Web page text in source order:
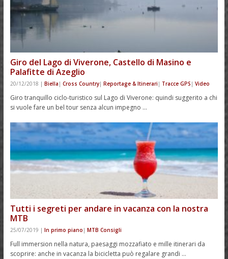
Giro del Lago di Viverone, Castello di Masino e
Palafitte di Azeglio
20/12/2018 | Biella | Cross Country| Reportage & Itinerari | Tracce GPS | Video
Giro tranquillo ciclo-turistico sul Lago di Viverone: quindi suggerito a chi
si vuole fare un bel tour senza alcun impegno …
Tutti i segreti per andare in vacanza con la nostra
MTB
25/07/2019 | In primo piano | MTB Consigli
Full immersion nella natura, paesaggi mozzafiato e mille itinerari da
scoprire: anche in vacanza la bicicletta può regalare grandi …